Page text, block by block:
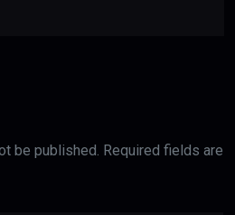
be published. Required fields are